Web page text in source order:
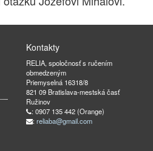
Kontakty
RELIA, spoločnosť s ručením
obmedzeným
Priemyselná 16318/8
821 09 Bratislava-mestská časť
Ružinov
: 0907 135 442 (Orange)
: reliaba@gmail.com